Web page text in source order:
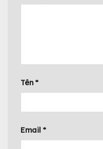
Tên *
Email *